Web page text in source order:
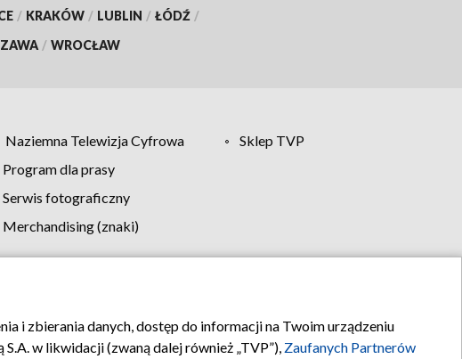
/ KRAKÓW / LUBLIN / ŁÓDŹ /
/ WROCŁAW
Naziemna Telewizja Cyfrowa
Sklep TVP
Program dla prasy
Serwis fotograficzny
Merchandising (znaki)
Biuro reklamy Kontakt
i zbierania danych, dostęp do informacji na Twoim urządzeniu
w likwidacji (zwaną dalej również „TVP”), Zaufanych Partnerów